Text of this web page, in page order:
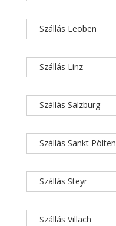
Szállás Leoben
Szállás Linz
Szállás Salzburg
Szállás Sankt Pölten
Szállás Steyr
Szállás Villach